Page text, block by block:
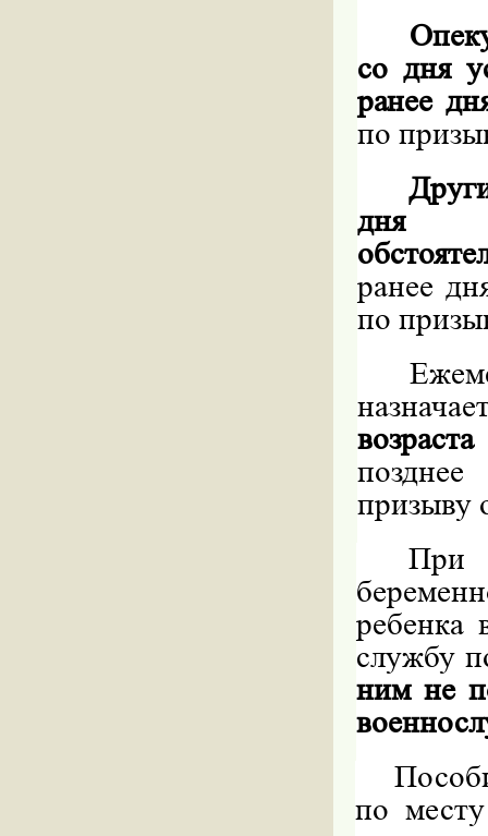
со дня
ранее
по
дня
ранее
по
призыву
При
ребенка
службу
ним не
по